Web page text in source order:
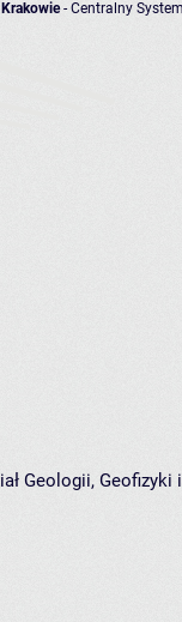
- Centralny
Geologii,